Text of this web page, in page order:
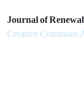
Journal of
Creative